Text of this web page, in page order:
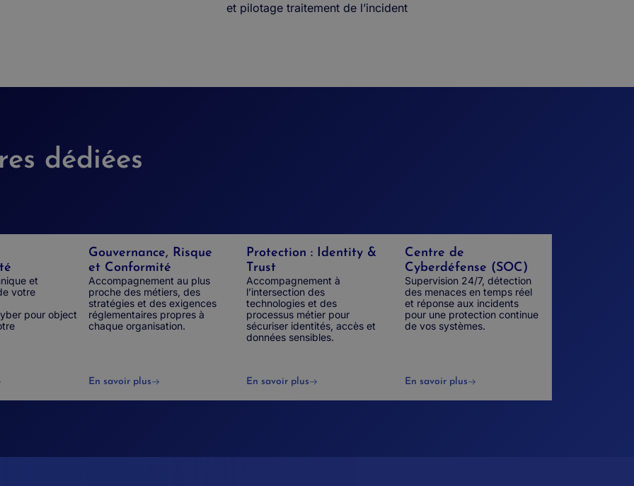
et pilotage traitement de l’incident
dédiées
et
votre
pour objectiver la
Gouvernance, Risque
et Conformité
Accompagnement au plus
proche des métiers, des
stratégies et des exigences
réglementaires propres à
chaque organisation.
En savoir plus
Protection : Identity &
Trust
Accompagnement à
l’intersection des
technologies et des
processus métier pour
sécuriser identités, accès et
données sensibles.
En savoir plus
Centre de
Cyberdéfense (SOC)
Supervision 24/7, détection
des menaces en temps réel
et réponse aux incidents
pour une protection continue
de vos systèmes.
En savoir plus